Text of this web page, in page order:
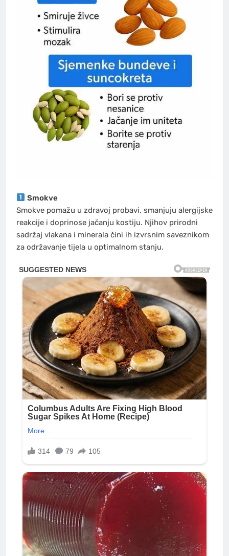
Smokve
Smokve pomažu u zdravoj probavi, smanjuju alergijske
reakcije i doprinose jačanju kostiju. Njihov prirodni
sadržaj vlakana i minerala čini ih izvrsnim saveznikom
za održavanje tijela u optimalnom stanju.